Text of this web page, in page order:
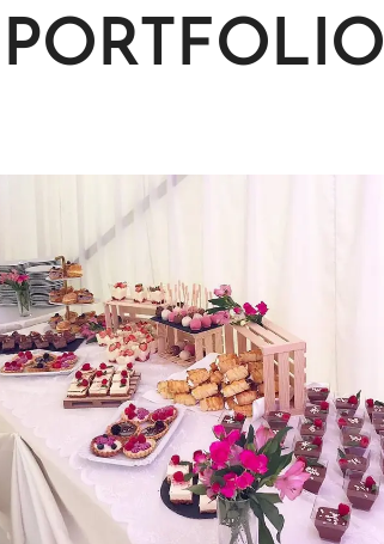
PORTFOLIO